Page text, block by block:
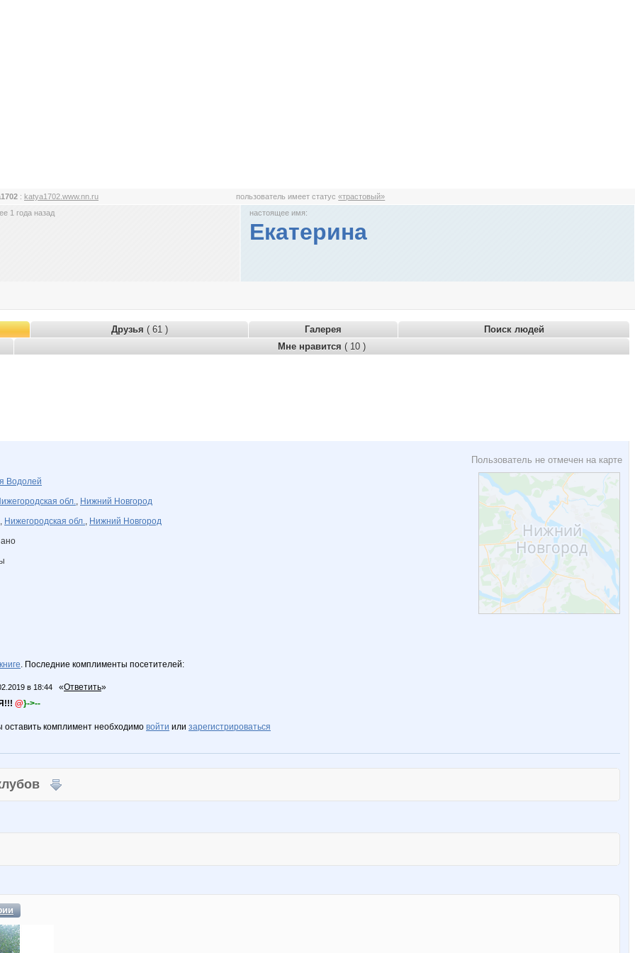
: katya1702.www.nn.ru пользователь имеет статус«трастовый»
1 года назад
настоящее имя:
Екатерина
Друзья ( 61 ) Галерея
Поиск людей
Мне нравится ( 10 )
Пользователь не отмечен на карте
Водолей
обл., Нижний Новгород
, Нижегородская обл., Нижний Новгород
. Последние комплименты посетителей:
в 18:44 «Ответить»
@}->--
комплимент необходимо войти или зарегистрироваться